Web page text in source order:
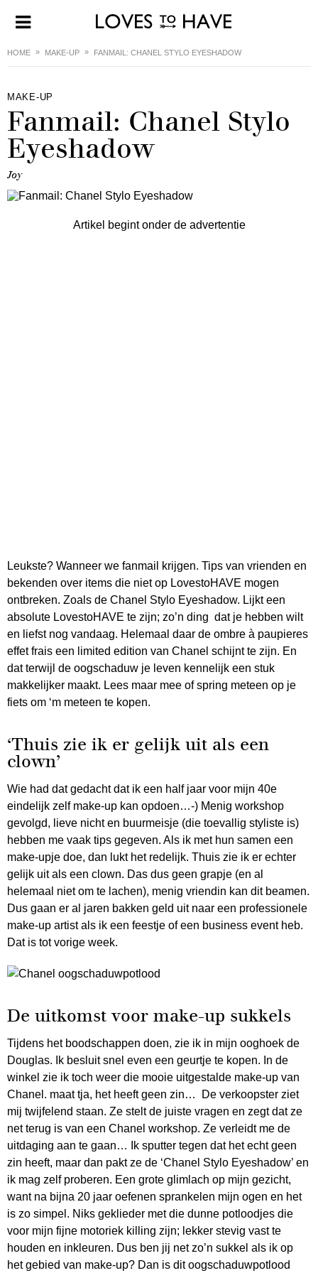
HOME MAKE-UP FANMAIL: CHANEL STYLO EYESHADOW
MAKE-UP
Fanmail: Chanel Stylo
Eyeshadow
Joy
Artikel begint onder de advertentie
Leukste? Wanneer we fanmail krijgen. Tips van vrienden en
bekenden over items die niet op LovestoHAVE mogen
ontbreken. Zoals de Chanel Stylo Eyeshadow. Lijkt een
absolute LovestoHAVE te zijn; zo’n ding dat je hebben wilt
en liefst nog vandaag. Helemaal daar de ombre à paupieres
effet frais een limited edition van Chanel schijnt te zijn. En
dat terwijl de oogschaduw je leven kennelijk een stuk
makkelijker maakt. Lees maar mee of spring meteen op je
fiets om ‘m meteen te kopen.
‘Thuis zie ik er gelijk uit als een
clown’
Wie had dat gedacht dat ik een half jaar voor mijn 40e
eindelijk zelf make-up kan opdoen…-) Menig workshop
gevolgd, lieve nicht en buurmeisje (die toevallig styliste is)
hebben me vaak tips gegeven. Als ik met hun samen een
make-upje doe, dan lukt het redelijk. Thuis zie ik er echter
gelijk uit als een clown. Das dus geen grapje (en al
helemaal niet om te lachen), menig vriendin kan dit beamen.
Dus gaan er al jaren bakken geld uit naar een professionele
make-up artist als ik een feestje of een business event heb.
Dat is tot vorige week.
De uitkomst voor make-up sukkels
Tijdens het boodschappen doen, zie ik in mijn ooghoek de
Douglas. Ik besluit snel even een geurtje te kopen. In de
winkel zie ik toch weer die mooie uitgestalde make-up van
Chanel. maat tja, het heeft geen zin… De verkoopster ziet
mij twijfelend staan. Ze stelt de juiste vragen en zegt dat ze
net terug is van een Chanel workshop. Ze verleidt me de
uitdaging aan te gaan… Ik sputter tegen dat het echt geen
zin heeft, maar dan pakt ze de ‘Chanel Stylo Eyeshadow’ en
ik mag zelf proberen. Een grote glimlach op mijn gezicht,
want na bijna 20 jaar oefenen sprankelen mijn ogen en het
is zo simpel. Niks geklieder met die dunne potloodjes die
voor mijn fijne motoriek killing zijn; lekker stevig vast te
houden en inkleuren. Dus ben jij net zo’n sukkel als ik op
het gebied van make-up? Dan is dit oogschaduwpotlood